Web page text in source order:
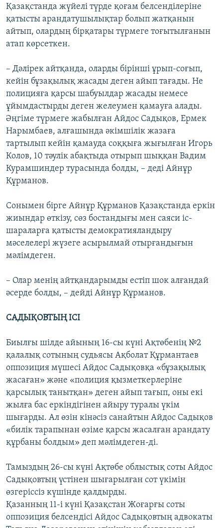
Қазақстанда жүйелі түрде қоғам белсенділеріне
қатысты арандатушылықтар болып жатқанын
айтып, олардың бірқатары түрмеге тоғытылғанын
атап көрсеткен.
– Дәлірек айтқанда, оларды бірінші ұрып-соғып,
кейін бұзақылық жасады деген айып тағады. Не
полицияға қарсы шабуылдар жасады немесе
ұйымдастырды деген желеумен қамауға алады.
Әңгіме түрмеге жабылған Айдос Садықов, Ермек
Нарымбаев, алғашында әкімшілік жазаға
тартылып кейін қамауда соққыға жығылған Игорь
Колов, 10 тәулік абақтыда отырып шыққан Вадим
Курамшиндер турасында болды, – деді Айнұр
Құрманов.
Сонымен бірге Айнұр Құрманов Қазақстанда еркін
жиындар өткізу, сөз бостандығы мен саяси іс-
шараларға қатысты демократияландыру
мәселелері жүзеге асырылмай отырғандығын
мәлімдеген.
– Олар менің айтқандарымды естіп шок алғандай
әсерде болды, – дейді Айнұр Құрманов.
САДЫҚОВТЫҢ ІСІ
Биылғы шілде айының 16-сы күні Ақтөбенің №2
қалалық сотының судьясы Ақболат Құрмантаев
оппозиция мүшесі Айдос Садықовқа «бұзақылық
жасаған» және «полиция қызметкерлеріне
қарсылық танытқан» деген айып тағып, оны екі
жылға бас еркіндігінен айыру туралы үкім
шығарды. Ал өзін кінәсіз санайтын Айдос Садықов
«билік тарапынан өзіме қарсы жасалған арандату
құрбаны болдым» деп мәлімдеген-ді.
Тамыздың 26-сы күні Ақтөбе облыстық соты Айдос
Садықовтың үстінен шығарылған сот үкімін
өзгеріссіз күшінде қалдырды.
Қазанның 11-і күні Қазақстан Жоғарғы соты
оппозиция белсендісі Айдос Садықовтың адвокаты